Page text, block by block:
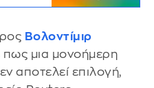
Βολοντίμιρ
μια μονοήμερη
αποτελεί επιλογή,